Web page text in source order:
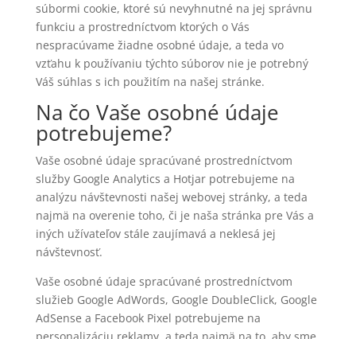
súbormi cookie, ktoré sú nevyhnutné na jej správnu
funkciu a prostredníctvom ktorých o Vás
nespracúvame žiadne osobné údaje, a teda vo
vzťahu k používaniu týchto súborov nie je potrebný
Váš súhlas s ich použitím na našej stránke.
Na čo Vaše osobné údaje
potrebujeme?
Vaše osobné údaje spracúvané prostredníctvom
služby Google Analytics a Hotjar potrebujeme na
analýzu návštevnosti našej webovej stránky, a teda
najmä na overenie toho, či je naša stránka pre Vás a
iných užívateľov stále zaujímavá a neklesá jej
návštevnosť.
Vaše osobné údaje spracúvané prostredníctvom
služieb Google AdWords, Google DoubleClick, Google
AdSense a Facebook Pixel potrebujeme na